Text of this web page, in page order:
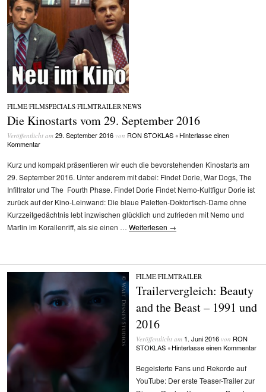
FILME/FILMSPECIALS/FILMTRAILER/NEWS
Die Kinostarts vom 29. September 2016
Veröffentlicht am 29. September 2016 von RON STOKLAS • Hinterlasse einen
Kommentar
Kurz und kompakt präsentieren wir euch die bevorstehenden Kinostarts am
29. September 2016. Unter anderem mit dabei: Findet Dorie, War Dogs, The
Infiltrator und The Fourth Phase. Findet Dorie Findet Nemo-Kultfigur Dorie ist
zurück auf der Kino-Leinwand: Die blaue Paletten-Doktorfisch-Dame ohne
Kurzzeitgedächtnis lebt inzwischen glücklich und zufrieden mit Nemo und
Marlin im Korallenriff, als sie einen … Weiterlesen →
FILME/FILMTRAILER
Trailervergleich: Beauty
and the Beast – 1991 und
2016
Veröffentlicht am 1. Juni 2016von RON
STOKLAS • Hinterlasse einen Kommentar
Begeisterte Fans und Rekorde auf
YouTube: Der erste Teaser-Trailer zur